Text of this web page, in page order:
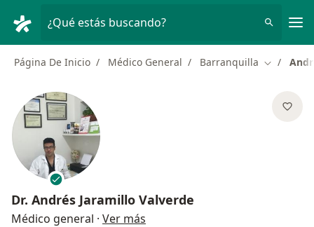
¿Qué estás buscando?
Página De Inicio Médico General Barranquilla Cambiar
Dr. Andrés Jaramillo Valverde
Médico general · Ver más